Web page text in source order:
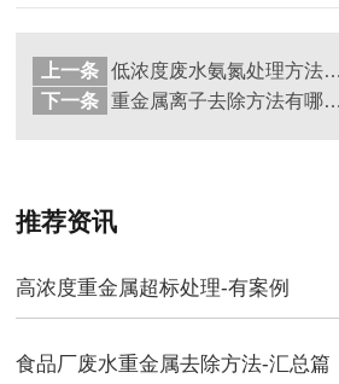
上一条
低浓度废水氨氮处理方法（图）
下一条
重金属离子去除方法有哪些（图）
推荐资讯
高浓度重金属超标处理-有案例
食品厂废水重金属去除方法-汇总篇